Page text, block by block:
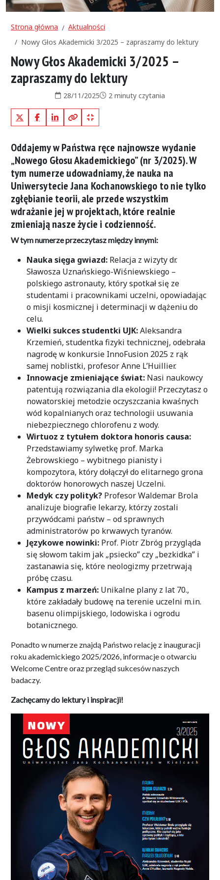
Strona główna
Aktualności
Nowy Głos Akademicki 3/2025 – zapraszamy do lektury
Nowy Głos Akademicki 3/2025 –
zapraszamy do lektury
Data publikacji:
28/11/2025Czas czytania:
2 minuty czytania
X (Twitter)FacebookLinkedInKopiuj pełny link
Kopiuj krótki link
Oddajemy w Państwa ręce najnowsze wydanie
„Nowego Głosu Akademickiego” (nr 3/2025).W
tym numerze udowadniamy, że nauka na
Uniwersytecie Jana Kochanowskiego to nie tylko
zgłębianie teorii, ale przede wszystkim
wdrażanie jej w projektach, które realnie
zmieniają nasze życie i codzienność.
W tym numerze przeczytasz między innymi:
Nauka sięga gwiazd: Relacja z wizyty dr.
Sławosza Uznańskiego-Wiśniewskiego –
polskiego astronauty, który spotkał się ze
studentami i pracownikami uczelni, opowiadając
o misji kosmicznej i determinacji w dążeniu do
celu.
Wielki sukces studentki UJK:Aleksandra
Krzemień, studentka fizyki technicznej, odebrała
nagrodę w konkursie InnoFusion 2025 z rąk
samej noblistki, profesor Anne L’Huillier.
Innowacje zmieniające świat: Nasi naukowcy
patentują rozwiązania dla ekologii! Przeczytasz o
nowatorskiej metodzie oczyszczania kwaśnych
wód kopalnianych oraz technologii usuwania
niebezpiecznego chlorofenu z wody.
Wirtuoz z tytułem doktora honoris causa:
Przedstawiamy sylwetkę prof. Marka
Żebrowskiego – wybitnego pianisty i
kompozytora, który dołączył do elitarnego grona
doktorów honorowych naszej Uczelni.
Medyk czy polityk? Profesor Waldemar Brola
analizuje biografie lekarzy, którzy zostali
przywódcami państw – od sprawnych
administratorów po krwawych tyranów.
Językowe nowinki: Prof. Piotr Zbróg przygląda
się słowom takim jak „psiecko” czy „bezkidka” i
zastanawia się, które neologizmy przetrwają
próbę czasu.
Kampus z marzeń: Unikalne plany z lat 70.,
które zakładały budowę na terenie uczelni m.in.
basenu olimpijskiego, lodowiska i ogrodu
botanicznego.
Ponadto w numerze znajdą Państwo relację z inauguracji
roku akademickiego 2025/2026, informacje o otwarciu
Welcome Centre oraz przegląd sukcesów naszych
badaczy.
Zachęcamy do lektury i inspiracji!